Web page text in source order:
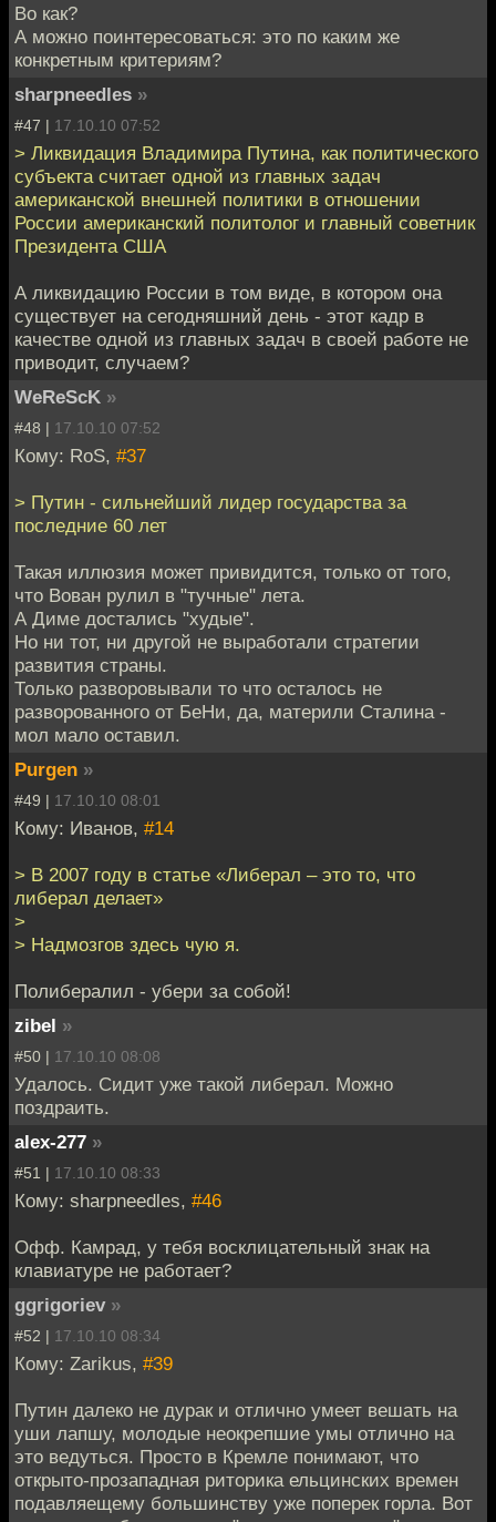
Во как?
А можно поинтересоваться: это по каким же
конкретным критериям?
sharpneedles »
#47 | 17.10.10 07:52
> Ликвидация Владимира Путина, как политического
субъекта считает одной из главных задач
американской внешней политики в отношении
России американский политолог и главный советник
Президента США
А ликвидацию России в том виде, в котором она
существует на сегодняшний день - этот кадр в
качестве одной из главных задач в своей работе не
приводит, случаем?
WeReScK »
#48 | 17.10.10 07:52
Кому: RoS, #37
> Путин - сильнейший лидер государства за
последние 60 лет
Такая иллюзия может привидится, только от того,
что Вован рулил в "тучные" лета.
А Диме достались "худые".
Но ни тот, ни другой не выработали стратегии
развития страны.
Только разворовывали то что осталось не
разворованного от БеНи, да, материли Сталина -
мол мало оставил.
Purgen »
#49 | 17.10.10 08:01
Кому: Иванов, #14
> В 2007 году в статье «Либерал – это то, что
либерал делает»
>
> Надмозгов здесь чую я.
Полибералил - убери за собой!
zibel »
#50 | 17.10.10 08:08
Удалось. Сидит уже такой либерал. Можно
поздраить.
alex-277 »
#51 | 17.10.10 08:33
Кому: sharpneedles, #46
Офф. Камрад, у тебя восклицательный знак на
клавиатуре не работает?
ggrigoriev »
#52 | 17.10.10 08:34
Кому: Zarikus, #39
Путин далеко не дурак и отлично умеет вешать на
уши лапшу, молодые неокрепшие умы отлично на
это ведуться. Просто в Кремле понимают, что
открыто-прозападная риторика ельцинских времен
подавляещему большинству уже поперек горла. Вот